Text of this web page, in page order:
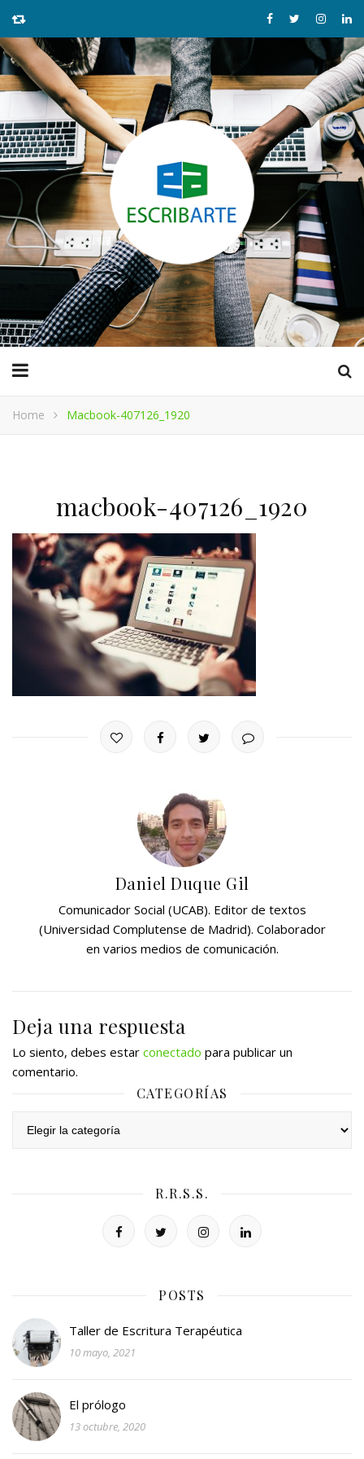
Home Macbook-407126_1920
macbook-407126_1920
Daniel Duque Gil
Comunicador Social (UCAB). Editor de textos
(Universidad Complutense de Madrid). Colaborador
en varios medios de comunicación.
Deja una respuesta
Lo siento, debes estar conectado para publicar un
comentario.
CATEGORÍAS
R.R.S.S.
POSTS
Taller de Escritura Terapéutica
10 mayo, 2021
El prólogo
13 octubre, 2020